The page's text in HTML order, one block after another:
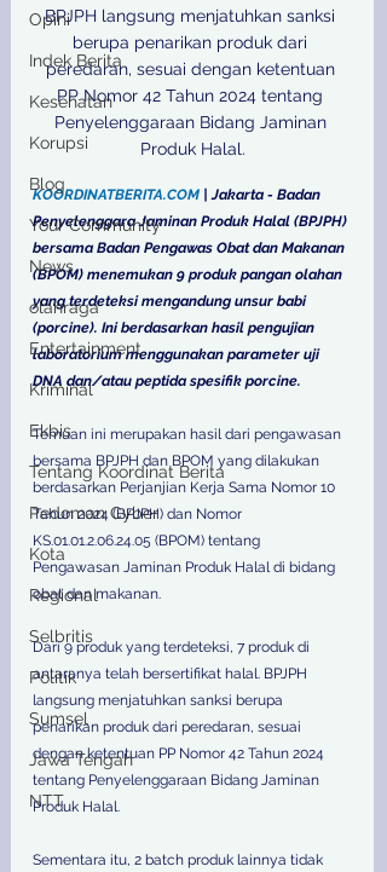
Opini
Indek Berita
Kesehatan
Korupsi
Blog
Your Community
News
olahraga
Entertainment
Kriminal
Ekbis
Tentang Koordinat Berita
Pedoman Cyber
Kota
Regional
Selbritis
Politik
Sumsel
Jawa Tengah
NTT
BPJPH langsung menjatuhkan sanksi
berupa penarikan produk dari
peredaran, sesuai dengan ketentuan
PP Nomor 42 Tahun 2024 tentang
Penyelenggaraan Bidang Jaminan
Produk Halal.
KOORDINATBERITA.COM | Jakarta - Badan
Penyelenggara Jaminan Produk Halal (BPJPH)
bersama Badan Pengawas Obat dan Makanan
(BPOM) menemukan 9 produk pangan olahan
yang terdeteksi mengandung unsur babi
(porcine). Ini berdasarkan hasil pengujian
laboratorium menggunakan parameter uji
DNA dan/atau peptida spesifik porcine.
Temuan ini merupakan hasil dari pengawasan
bersama BPJPH dan BPOM yang dilakukan
berdasarkan Perjanjian Kerja Sama Nomor 10
Tahun 2024 (BPJPH) dan Nomor
KS.01.01.2.06.24.05 (BPOM) tentang
Pengawasan Jaminan Produk Halal di bidang
obat dan makanan.
Dari 9 produk yang terdeteksi, 7 produk di
antaranya telah bersertifikat halal. BPJPH
langsung menjatuhkan sanksi berupa
penarikan produk dari peredaran, sesuai
dengan ketentuan PP Nomor 42 Tahun 2024
tentang Penyelenggaraan Bidang Jaminan
Produk Halal.
Sementara itu, 2 batch produk lainnya tidak